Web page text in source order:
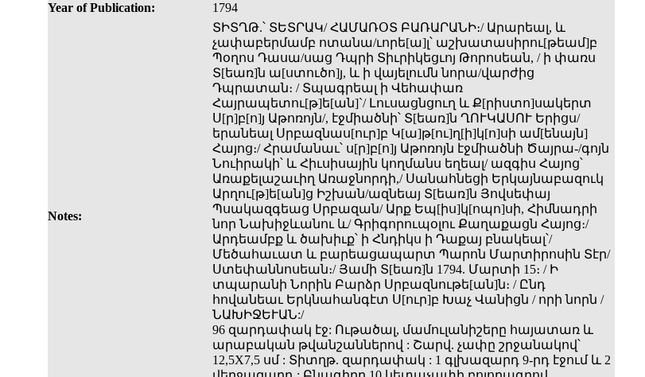
Year of Publication:
1794
Notes:
ՏԻՏՂԹ.՝ ՏԵՏՐԱԿ/ ՀԱՄԱՌՕՏ ԲԱՌԱՐԱՆԻ։/ Արարեալ, և
չափաբերմամբ ոտանա/ւորե[ա]լ՝ աշխատասիրու[թեամ]բ
Պօղոս Դասա/սաց Դպրի Տիւրիկեցւոյ Թորոսեան, / ի փառս
Տ[եառ]ն ա[ստուծո]յ, և ի վայելումն նորա/վարժից
Դպրատան։ / Տպագրեալ ի Վեհափառ
Հայրապետու[թ]ե[ան]`/ Լուսացնցուղ և Ք[րիստո]սակերտ
Ս[ր]բ[ո]յ Աթոռոյն/, էջմիածնի՝ Տ[եառ]ն ՂՈՒԿԱՍՈՒ Երիցս/
երանեալ Սրբազնաս[ուր]բ Կ[ա]թ[ու]ղ[ի]կ[ո]սի ամ[ենայն]
Հայոց։/ Հրամանաւ՝ ս[ր]բ[ո]յ Աթոռոյն էջմիածնի Ծայրա-/գոյն
Նուիրակի՝ և Հիւսիսային կողմանս եղեալ/ ազգիս Հայոց՝
Առաքելաշաւիղ Առաջնորդի,/ Սանահնեցի Երկայնաբազուկ
Արղու[թ]ե[ան]ց Իշխան/ազնեայ Տ[եառ]ն Յովսեփայ
Պսակազգեաց Սրբազան/ Արք Եպ[իս]կ[ոպո]սի, Հիմնադրի
նոր Նախիջևանու և/ Գրիգորուպօլու Քաղաքացն Հայոց։/
Արդեամբք և ծախիւք՝ ի Հնդիկս ի Դաքայ բնակեալ՝/
Մեծահաւատ և բարեացապարտ Պարոն Մարտիրոսին Տէր/
Ստեփաննոսեան։/ Յամի Տ[եառ]ն 1794. Մարտի 15։ / Ի
տպարանի Նորին Բարձր Սրբազնութե[ան]ն։ / Ընդ
հովանեաւ Երկնահանգէտ Ս[ուր]բ Խաչ Վանիցն / որի նորն /
ՆԱԽԻՋԵՒԱՆ:/
96 զարդափակ էջ: Ութածալ, մամուլանիշերը հայատառ և
արաբական թվանշաններով : Շարվ. չափը շրջանակով՝
12,5X7,5 սմ : Տիտղթ. զարդափակ : 1 գլխազարդ 9-րդ էջում և 2